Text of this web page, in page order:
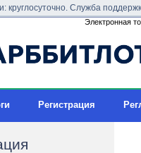
круглосуточно. Служба
Электронная
Регистрация